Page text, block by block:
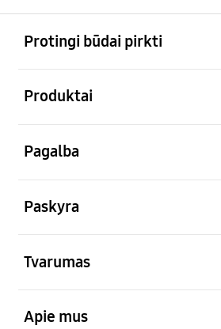
Protingi būdai pirkti
Produktai
Pagalba
Paskyra
Tvarumas
Apie mus